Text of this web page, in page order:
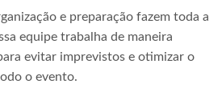
e preparação fazem toda a
equipe trabalha de maneira
evitar imprevistos e otimizar o
o evento.